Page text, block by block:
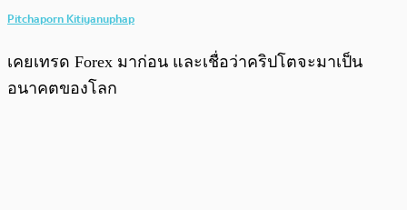
Pitchaporn Kitiyanuphap
เคยเทรด Forex มาก่อน และเชื่อว่าคริปโตจะมาเป็น
อนาคตของโลก